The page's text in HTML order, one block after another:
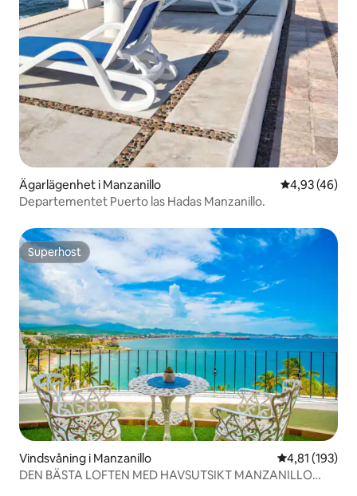
Ägarlägenhet i Manzanillo 4,93 av 5 i
4,93 (46)
Departementet Puerto las Hadas Manzanillo.
Superhost
Superhost
Vindsvåning i Manzanillo 4,81 av 5 i
4,81 (193)
DEN BÄSTA LOFTEN MED HAVSUTSIKT MANZANILLO